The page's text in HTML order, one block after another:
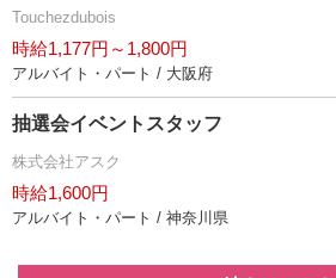
Touchezdubois
時給1,177円～1,800円
アルバイト・パート / 大阪府
抽選会イベントスタッフ
株式会社アスク
時給1,600円
アルバイト・パート / 神奈川県